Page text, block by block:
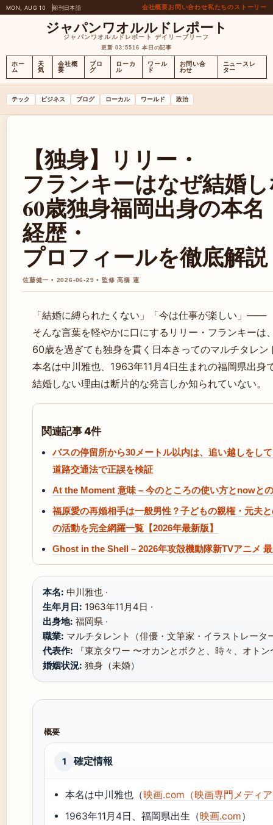
MON, AUG 10 朝刊日本語 会社概要お問い合わせ私たちのストーリー
ジャパンワオルルドレポート
ジャパンワオルルドレポート デイリーブリーフ
更新 03:5516 本日の記事
ホー
ム
天
気
会社概
要
ブロ
グ
ローカ
ル
ワール
ド
お問い合
わせ
ニュースレ
ター
テック ビジネス ブログ ローカル ワールド 政治
【独身】リリー・
フランキーはなぜ結婚
60歳独身福岡出身の本名
経歴・
プロフィールを徹底解
佐藤健一 • 2026-06-29 • 監修 高橋 蓮
「結婚に縛られたくない」「今は仕事が楽しい」――
そんな言葉を軽やかに口にするリリー・フランキーは
60歳を過ぎても独身を貫く日本きってのマルチタレン
本名は中川雅也、1963年11月4日生まれの福岡県出身
結婚しない理由は断片的な発言しか知られていない。
関連記事 4件
バスの停留所から30メートル以内は、追い越しをし
道路交通法で正誤を検証
At the Moment 意味 – 今のところの使い方とnowと
福原愛の再婚相手は一般男性？子どもの親権・元夫
の活動を完全網羅一覧【2026年最新版】
Ghost in the Shell – 2026年攻殻機動隊新TVアニメ
本名: 中川雅也 ·
生年月日: 1963年11月4日 ·
出身地: 福岡県 ·
職業: マルチタレント（俳優・文筆家・イラストレータ
代表作: 『東京タワー 〜オカンとボクと、時々、オトン
婚姻状況: 独身（未婚）
概要
1 確定情報
本名は中川雅也（映画.com（映画専門メディ
1963年11月4日、福岡県出生（映画.com）